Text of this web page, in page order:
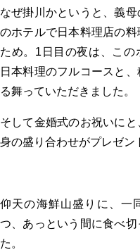
なぜ掛川かというと、義母
のホテルで日本料理店の料
ため。1日目の夜は、この
日本料理のフルコースと
る舞っていただきました。
そして金婚式のお祝いにと
身の盛り合わせがプレゼン
仰天の海鮮山盛りに、一
つ、あっという間に食べ切
た。